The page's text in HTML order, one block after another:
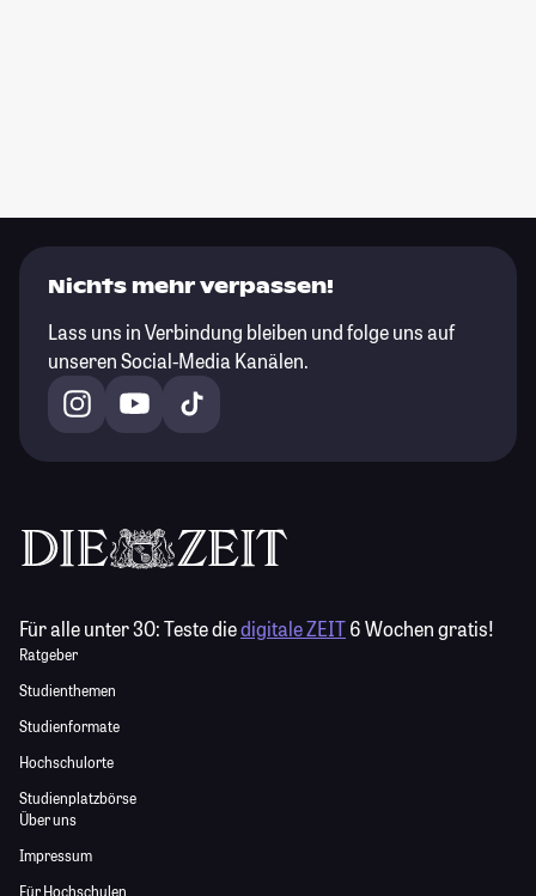
Nichts mehr verpassen!
Lass uns in Verbindung bleiben und folge uns auf
unseren Social-Media Kanälen.
Für alle unter 30:Teste diedigitale ZEIT6 Wochen gratis!
Ratgeber
Studienthemen
Studienformate
Hochschulorte
Studienplatzbörse
Über uns
Impressum
Für Hochschulen